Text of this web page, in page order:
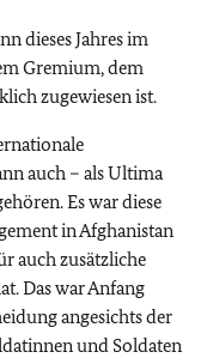
dieses Jahres im
Gremium, dem
zugewiesen ist.
auch – als Ultima
Es war diese
in Afghanistan
auch zusätzliche
Das war Anfang
angesichts der
und Soldaten